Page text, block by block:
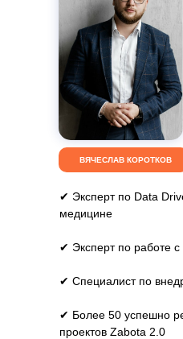
ВЯЧЕСЛАВ КОРОТКОВ
✔ Эксперт по Data
медицине
✔ Эксперт по работе с
✔ Специалист по
✔ Более 50 успешно
проектов Zabota 2.0